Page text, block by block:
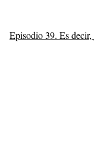
Episodio 39. Es decir,